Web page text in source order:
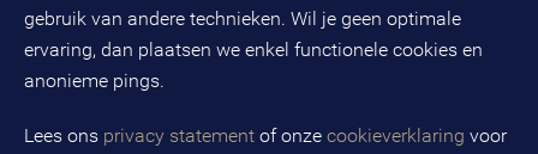
gebruik van andere technieken. Wil je geen optimale
ervaring, dan plaatsen we enkel functionele cookies en
anonieme pings.
Lees ons privacy statement of onze cookieverklaring voor
BMC is een geregistreerd handelsmerk van BMC groep B.V.